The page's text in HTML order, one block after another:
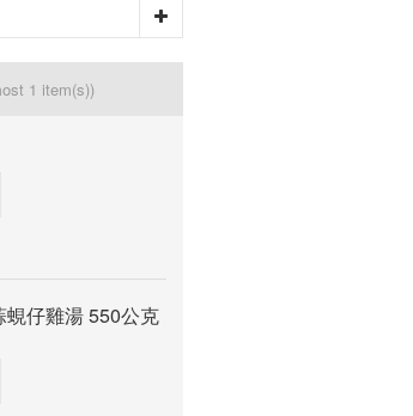
1 item(s))
仔雞湯 550公克